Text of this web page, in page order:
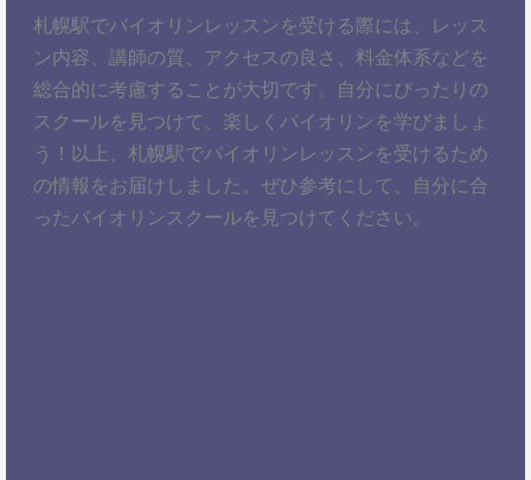
札幌駅でバイオリンレッスンを受ける際には、レッス
ン内容、講師の質、アクセスの良さ、料金体系などを
総合的に考慮することが大切です。自分にぴったりの
スクールを見つけて、楽しくバイオリンを学びましょ
う！以上、札幌駅でバイオリンレッスンを受けるため
の情報をお届けしました。ぜひ参考にして、自分に合
ったバイオリンスクールを見つけてください。